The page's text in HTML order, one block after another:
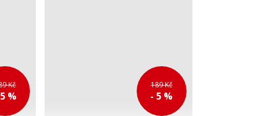
Kč
%
189 Kč
- 5 %